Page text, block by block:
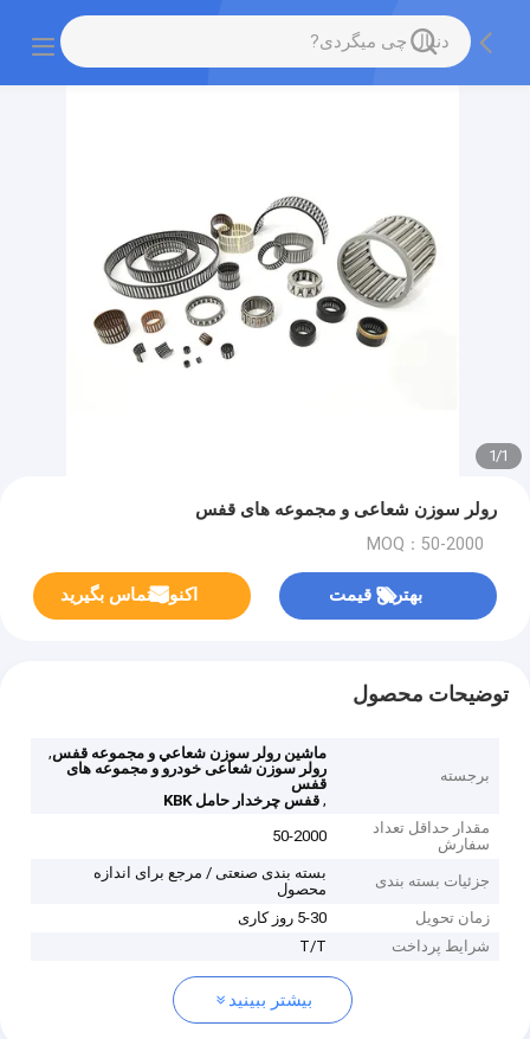
1
/
1
رولر سوزن شعاعی و مجموعه های قفس
MOQ：50-2000
بهترین قیمت اکنون تماس بگیرید
توضیحات محصول
برجسته
ماشين رولر سوزن شعاعي و مجموعه قفس,
رولر سوزن شعاعی خودرو و مجموعه های
قفس
,قفس چرخدار حامل KBK
مقدار حداقل تعداد
سفارش
50-2000
جزئیات بسته بندی
بسته بندی صنعتی / مرجع برای اندازه
محصول
زمان تحویل
5-30 روز کاری
شرایط پرداخت
T/T
بیشتر ببینید